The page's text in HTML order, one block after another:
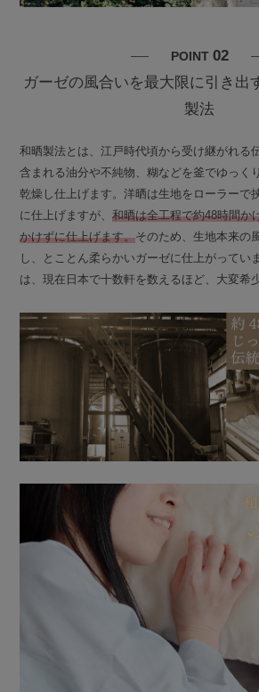
POINT 02
ガーゼの風合いを最大限に引き出
製法
和晒製法とは、江戸時代頃から受け継がれる
含まれる油分や不純物、糊などを釜でゆっく
乾燥し仕上げます。洋晒は生地をローラーで
に仕上げますが、和晒は全工程で約48時間か
かけずに仕上げます。そのため、生地本来の
し、とことん柔らかいガーゼに仕上がってい
は、現在日本で十数軒を数えるほど、大変希